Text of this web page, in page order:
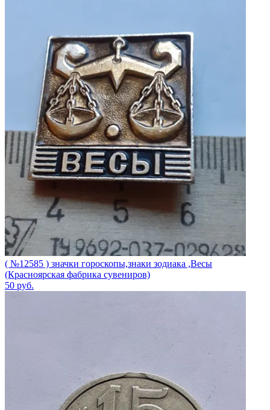
( №12585 ) значки гороскопы,знаки зодиака ,Весы
(Красноярская фабрика сувениров)
50 руб.